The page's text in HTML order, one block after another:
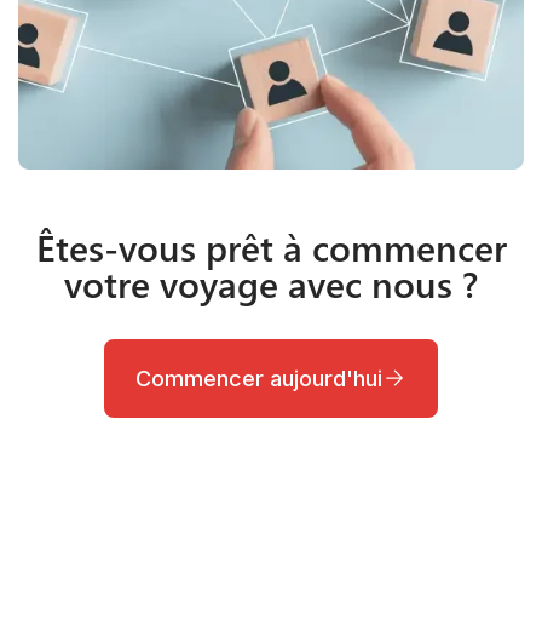
Êtes-vous prêt à commencer
votre voyage avec nous ?
Commencer aujourd'hui